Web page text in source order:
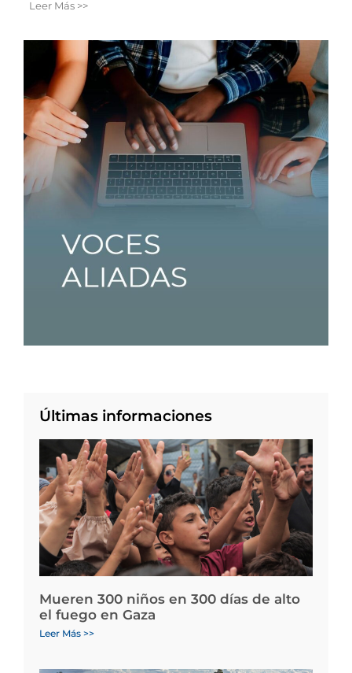
Leer Más >>
Últimas informaciones
Mueren 300 niños en 300 días de alto
el fuego en Gaza
Leer Más >>